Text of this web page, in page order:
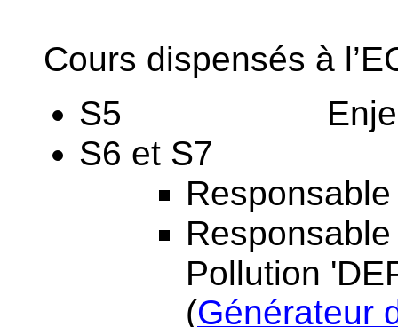
Cours dispensés à
S5 Enjeux de
S6 et S7
Pollution
(Générateur